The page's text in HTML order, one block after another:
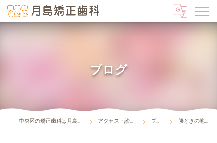
ブログ
中央区の矯正歯科は月島矯正歯科 アクセス・診療時間 ブログ 勝どきの地下世界